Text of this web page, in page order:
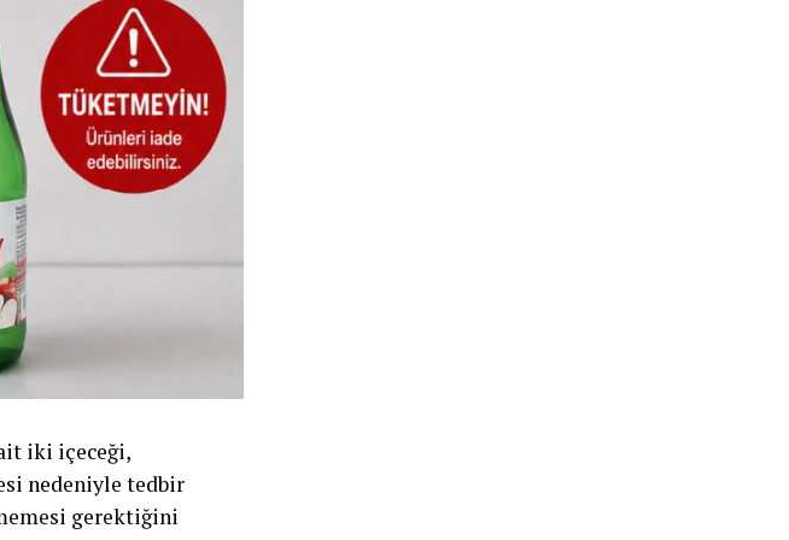
iki içeceği,
nedeniyle tedbir
gerektiğini